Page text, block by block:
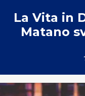
La Vita in
Matano